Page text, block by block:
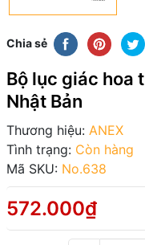
Chia sẻ
Bộ lục giác hoa
Nhật Bản
Thương hiệu: ANEX
Tình trạng: Còn hàng
Mã SKU: No.638
572.000₫